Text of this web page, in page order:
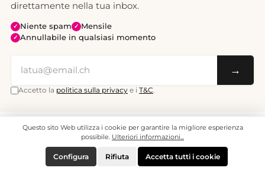
direttamente nella tua inbox.
✓ Niente spam ✓ Mensile
✓ Annullabile in qualsiasi momento
→
Accetto la politica sulla privacy e i T&C.
Tutti i prezzi sono IVA inclusa. Spedizione CHF 6.95, gratuita a partire da CHF 70.
© 2008 - 2026 - enjoymedia.ch - Tutti i diritti riservati.
Questo sito Web utilizza i cookie per garantire la migliore esperienza
possibile. Ulteriori informazioni...
Rifiuta
Configura Accetta tutti i cookie